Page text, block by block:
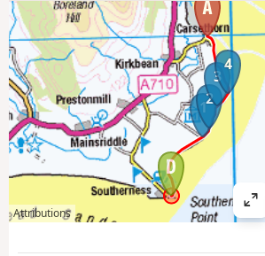
12
3
4
Attributions
A
ff